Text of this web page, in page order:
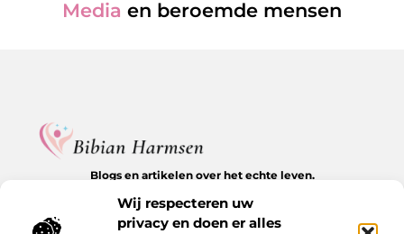
Wij respecteren uw
privacy en doen er alles
Media en beroemde mensen
Blogs en artikelen over het echte leven.
waardevolle inzichten op BibianHarmsen.nl.